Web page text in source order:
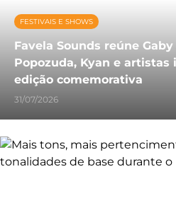
FESTIVAIS E SHOWS
Favela Sounds reúne
Popozuda, Kyan e
edição comemorativa
31/07/2026